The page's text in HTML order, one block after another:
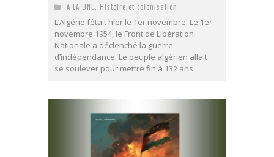
A LA UNE
Histoire et colonisation
L’Algérie fêtait hier le 1er novembre. Le 1er
novembre 1954, le Front de Libération
Nationale a déclenché la guerre
d’indépendance. Le peuple algérien allait
se soulever pour mettre fin à 132 ans...